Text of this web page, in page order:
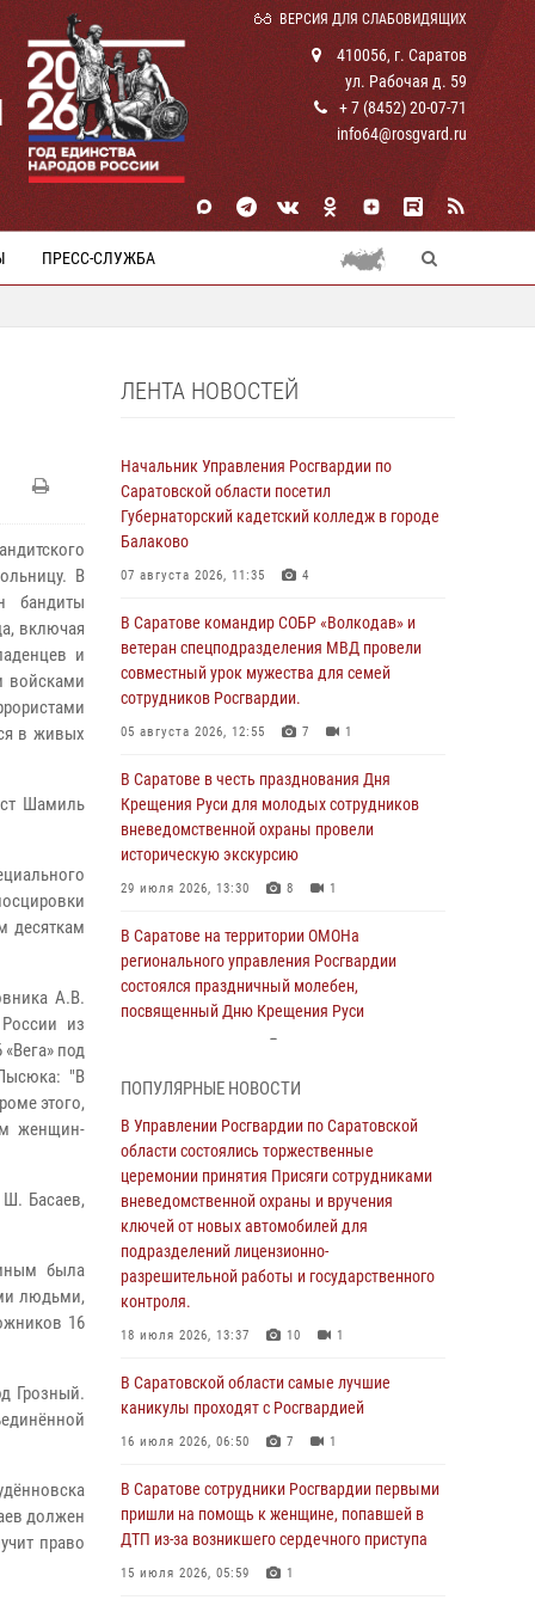
ВЕРСИЯ ДЛЯ СЛАБОВИДЯЩИХ
410056, г. Саратов
ул. Рабочая д. 59
+ 7 (8452) 20-07-71
info64@rosgvard.ru
ПРЕСС-СЛУЖБА
В
бандиты
включая
и
войсками
в живых
Шамиль
десяткам
А.В.
из
под
"В
этого,
женщин-
Ш. Басаев,
была
людьми,
16
Грозный.
должен
право
ЛЕНТА НОВОСТЕЙ
Начальник Управления Росгвардии по
Саратовской области посетил
Губернаторский кадетский колледж в городе
Балаково
07 августа 2026, 11:35 4
В Саратове командир СОБР «Волкодав» и
ветеран спецподразделения МВД провели
совместный урок мужества для семей
сотрудников Росгвардии.
05 августа 2026, 12:55 7 1
В Саратове в честь празднования Дня
Крещения Руси для молодых сотрудников
вневедомственной охраны провели
историческую экскурсию
29 июля 2026, 13:30 8 1
В Саратове на территории ОМОНа
регионального управления Росгвардии
состоялся праздничный молебен,
посвященный Дню Крещения Руси
В Саратовской области сотрудники
Росгвардии помогли вернуться домой
потерявшейся пенсионерке
21 июля 2026, 10:38
В Управлении Росгвардии по Саратовской
области состоялись торжественные
церемонии принятия Присяги сотрудниками
вневедомственной охраны и вручения
ключей от новых автомобилей для
разрешительной работы и государственного
18 июля 2026, 13:37 10 1
В Саратовской области самые лучшие
16 июля 2026, 06:50 7 1
ПОПУЛЯРНЫЕ НОВОСТИ
В Управлении Росгвардии по Саратовской
области состоялись торжественные
церемонии принятия Присяги сотрудниками
вневедомственной охраны и вручения
ключей от новых автомобилей для
подразделений лицензионно-
разрешительной работы и государственного
контроля.
18 июля 2026, 13:37 10 1
В Саратовской области самые лучшие
каникулы проходят с Росгвардией
16 июля 2026, 06:50 7 1
В Саратове сотрудники Росгвардии первыми
пришли на помощь к женщине, попавшей в
ДТП из-за возникшего сердечного приступа
15 июля 2026, 05:59 1